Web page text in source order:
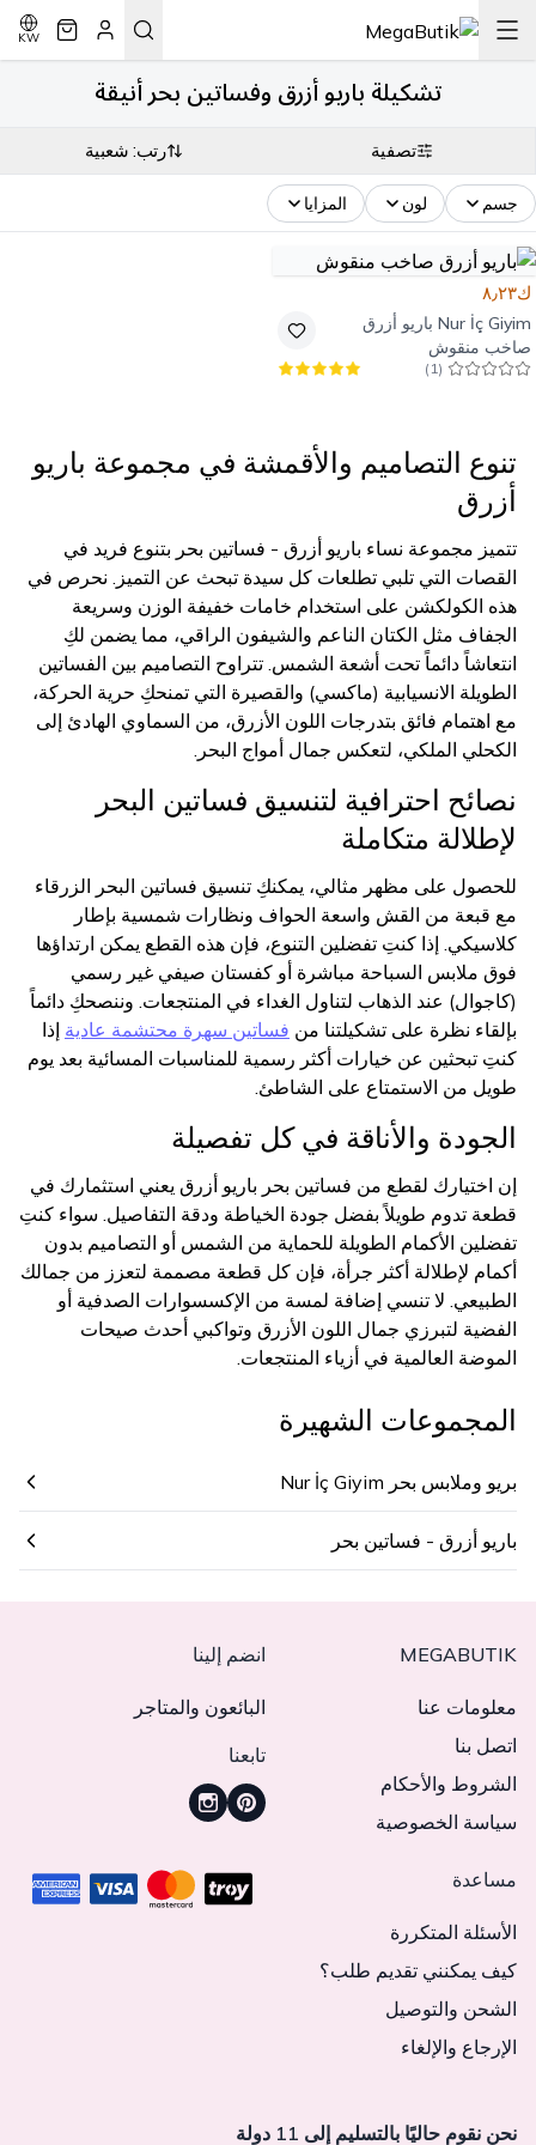
KW
تشكيلة باريو أزرق وفساتين بحر أنيقة
تصفية رتب: شعبية
جسم لون المزايا
ك٨٫٢٣
Nur İç Giyim باريو أزرق
صاخب منقوش
(
1
)
تنوع التصاميم والأقمشة في مجموعة باريو
أزرق
تتميز مجموعة نساء باريو أزرق - فساتين بحر بتنوع فريد في
القصات التي تلبي تطلعات كل سيدة تبحث عن التميز. نحرص في
هذه الكولكشن على استخدام خامات خفيفة الوزن وسريعة
الجفاف مثل الكتان الناعم والشيفون الراقي، مما يضمن لكِ
انتعاشاً دائماً تحت أشعة الشمس. تتراوح التصاميم بين الفساتين
الطويلة الانسيابية (ماكسي) والقصيرة التي تمنحكِ حرية الحركة،
مع اهتمام فائق بتدرجات اللون الأزرق، من السماوي الهادئ إلى
الكحلي الملكي، لتعكس جمال أمواج البحر.
نصائح احترافية لتنسيق فساتين البحر
لإطلالة متكاملة
للحصول على مظهر مثالي، يمكنكِ تنسيق فساتين البحر الزرقاء
مع قبعة من القش واسعة الحواف ونظارات شمسية بإطار
كلاسيكي. إذا كنتِ تفضلين التنوع، فإن هذه القطع يمكن ارتداؤها
فوق ملابس السباحة مباشرة أو كفستان صيفي غير رسمي
(كاجوال) عند الذهاب لتناول الغداء في المنتجعات. وننصحكِ دائماً
بإلقاء نظرة على تشكيلتنا من فساتين سهرة محتشمة عادية إذا
كنتِ تبحثين عن خيارات أكثر رسمية للمناسبات المسائية بعد يوم
طويل من الاستمتاع على الشاطئ.
الجودة والأناقة في كل تفصيلة
إن اختيارك لقطع من فساتين بحر باريو أزرق يعني استثمارك في
قطعة تدوم طويلاً بفضل جودة الخياطة ودقة التفاصيل. سواء كنتِ
تفضلين الأكمام الطويلة للحماية من الشمس أو التصاميم بدون
أكمام لإطلالة أكثر جرأة، فإن كل قطعة مصممة لتعزز من جمالك
الطبيعي. لا تنسي إضافة لمسة من الإكسسوارات الصدفية أو
الفضية لتبرزي جمال اللون الأزرق وتواكبي أحدث صيحات
الموضة العالمية في أزياء المنتجعات.
المجموعات الشهيرة
بريو وملابس بحر Nur İç Giyim
باريو أزرق - فساتين بحر
MEGABUTIK
معلومات عنا
اتصل بنا
الشروط والأحكام
سياسة الخصوصية
انضم إلينا
البائعون والمتاجر
تابعنا
مساعدة
الأسئلة المتكررة
كيف يمكنني تقديم طلب؟
الشحن والتوصيل
الإرجاع والإلغاء
نحن نقوم حاليًا بالتسليم إلى 11 دولة